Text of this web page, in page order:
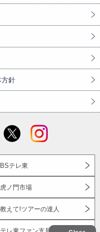
方針
BSテレ東
虎ノ門市場
教えて!ツアーの達人